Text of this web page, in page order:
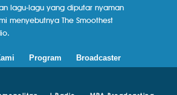
lagu-lagu yang diputar nyaman
menyebutnya The Smoothest
Program Broadcaster